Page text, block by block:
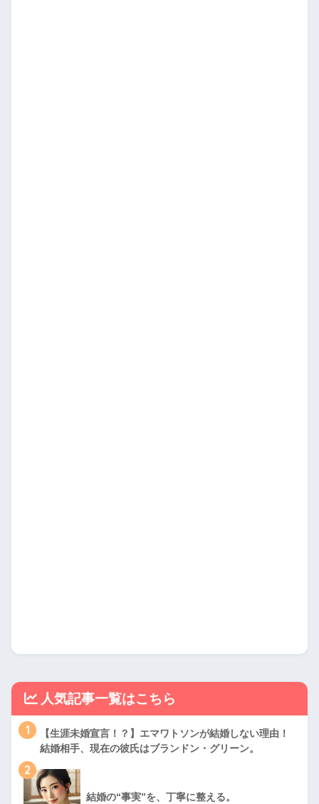
人気記事一覧はこちら
1
【生涯未婚宣言！？】エマワトソンが結婚しない理由！
結婚相手、現在の彼氏はブランドン・グリーン。
2
結婚の“事実”を、丁寧に整える。